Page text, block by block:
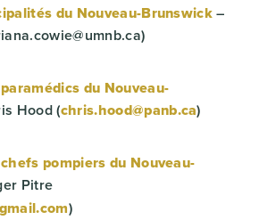
du Nouveau-Brunswick–
du Nouveau-
Hood (chris.hood@panb.ca)
pompiers du Nouveau-
Pitre
)